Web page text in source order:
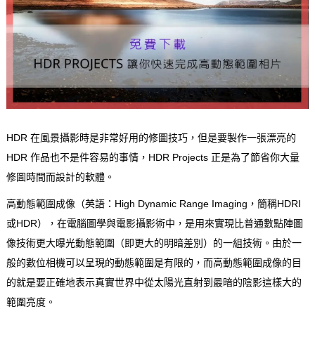
HDR 在風景攝影時是非常好用的修圖技巧，但是要製作一張漂亮的
HDR 作品也不是件容易的事情，HDR Projects 正是為了節省你大量
修圖時間而設計的軟體。
高動態範圍成像（英語：High Dynamic Range Imaging，簡稱HDRI
或HDR），在電腦圖學與電影攝影術中，是用來實現比普通數點陣圖
像技術更大曝光動態範圍（即更大的明暗差別）的一組技術。由於一
般的數位相機可以呈現的動態範圍是有限的，而高動態範圍成像的目
的就是要正確地表示真實世界中從太陽光直射到最暗的陰影這樣大的
範圍亮度。